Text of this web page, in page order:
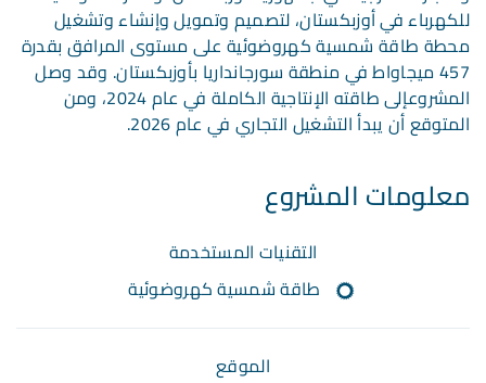
للكهرباء في أوزبكستان، لتصميم وتمويل وإنشاء وتشغيل
محطة طاقة شمسية كهروضوئية على مستوى المرافق بقدرة
457 ميجاواط في منطقة سورجانداريا بأوزبكستان. وقد وصل
المشروعإلى طاقته الإنتاجية الكاملة في عام 2024، ومن
المتوقع أن يبدأ التشغيل التجاري في عام 2026.
معلومات المشروع
التقنيات المستخدمة
طاقة شمسية كهروضوئية
الموقع